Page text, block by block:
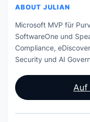
ABOUT JULIAN
Microsoft MVP für
SoftwareOne und
Compliance,
Security und AI
Auf